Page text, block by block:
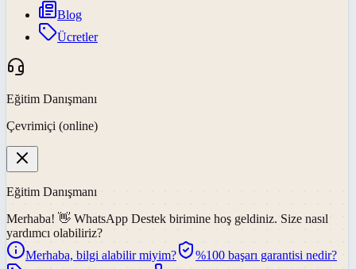
Blog
Ücretler
Eğitim Danışmanı
Çevrimiçi (online)
Eğitim Danışmanı
Merhaba! 👋 WhatsApp Destek birimine hoş geldiniz. Size nasıl
yardımcı olabiliriz?
Merhaba, bilgi alabilir miyim?
%100 başarı garantisi nedir?